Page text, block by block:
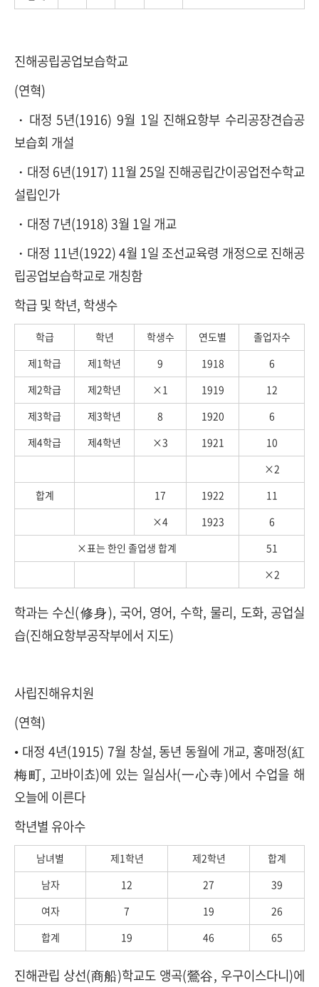
진해공립공업보습학교
(연혁)
・대정 5년(1916) 9월 1일 진해요항부 수리공장견습공
보습회 개설
・대정 6년(1917) 11월 25일 진해공립간이공업전수학교
설립인가
・대정 7년(1918) 3월 1일 개교
・대정 11년(1922) 4월 1일 조선교육령 개정으로 진해공
립공업보습학교로 개칭함
학급 및 학년, 학생수
학급 학년 학생수 연도별
졸업자수
제1학급
제1학년 9 1918
6
제2학급
제2학년 ×1 1919
12
제3학급
제3학년 8 1920
6
제4학급
제4학년 ×3 1921
10
×2
합계
17 1922
11
×4
1923
6
×표는 한인 졸업생 합계
51
×2
학과는 수신(修身), 국어, 영어, 수학, 물리, 도화, 공업실
습(진해요항부공작부에서 지도)
사립진해유치원
(연혁)
• 대정 4년(1915) 7월 창설, 동년 동월에 개교, 홍매정(紅
梅町, 고바이쵸)에 있는 일심사(一心寺)에서 수업을 해
오늘에 이른다
학년별 유아수
남녀별 제1학년 제2학년
합계
남자
12 27
39
여자
7 19
26
합계
19 46 65
진해관립 상선(商船)학교도 앵곡(鶯谷, 우구이스다니)에